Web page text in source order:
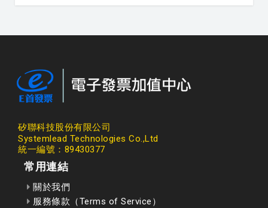
矽聯科技股份有限公司
Systemlead Technologies Co.,Ltd
統一編號：89430377
常用連結
關於我們
服務條款（Terms of Service）